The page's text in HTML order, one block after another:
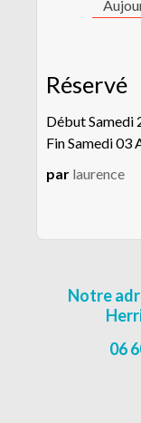
CONTACT
Réservé
Début Samedi
Fin Samedi 03
par laurence
Notre
06